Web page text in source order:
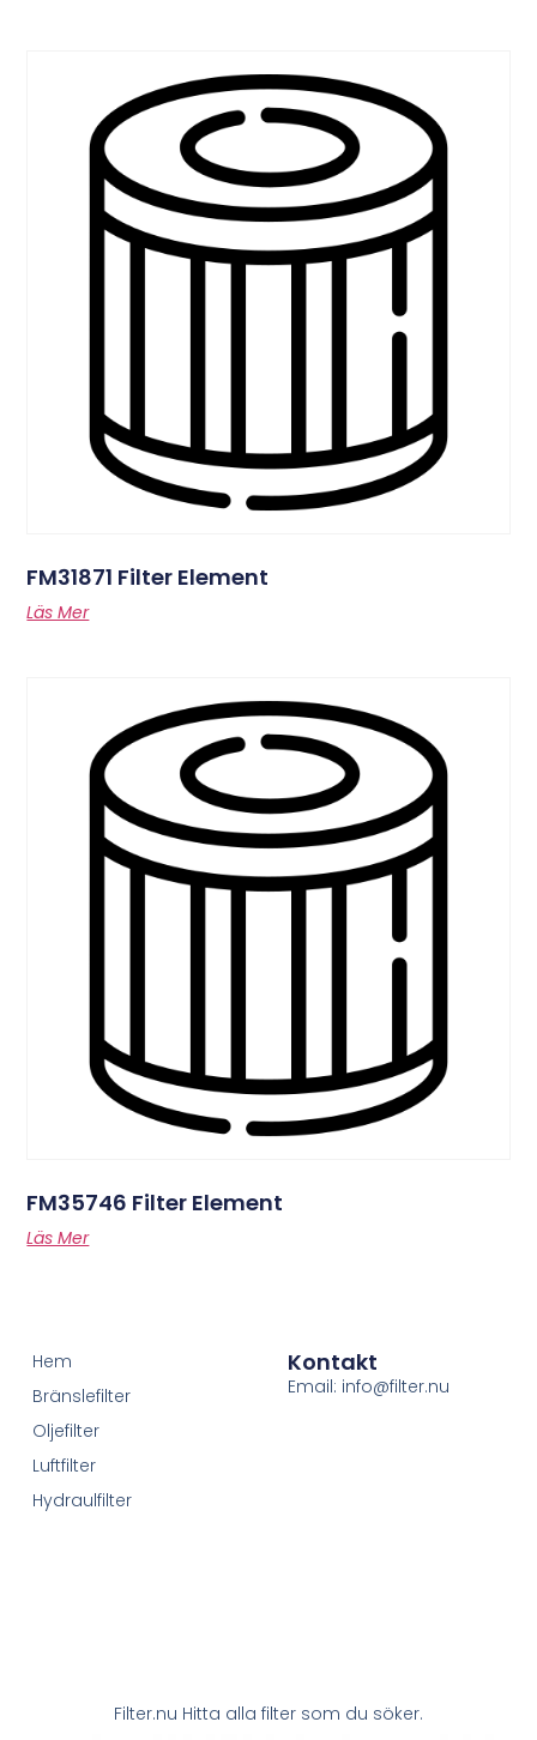
FM31871 Filter Element
Läs Mer
FM35746 Filter Element
Läs Mer
Filter.nu Hitta alla filter som du söker.
Hem
Bränslefilter
Oljefilter
Luftfilter
Hydraulfilter
Kontakt
Email: info@filter.nu